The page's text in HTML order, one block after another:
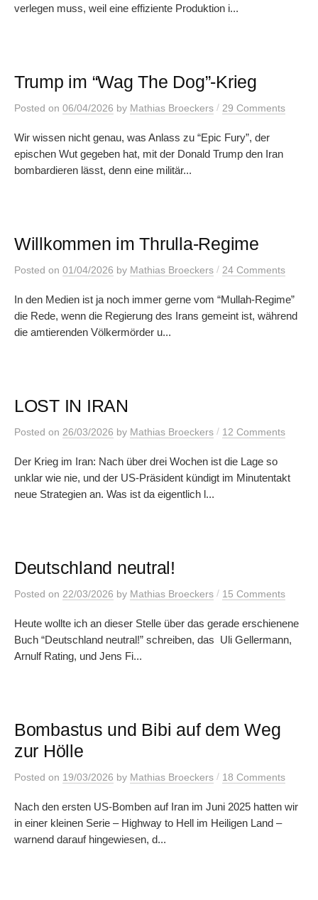
verlegen muss, weil eine effiziente Produktion i...
Trump im “Wag The Dog”-Krieg
Posted on 06/04/2026 by Mathias Broeckers / 29 Comments
Wir wissen nicht genau, was Anlass zu “Epic Fury”, der
epischen Wut gegeben hat, mit der Donald Trump den Iran
bombardieren lässt, denn eine militär...
Willkommen im Thrulla-Regime
Posted on 01/04/2026 by Mathias Broeckers / 24 Comments
In den Medien ist ja noch immer gerne vom “Mullah-Regime”
die Rede, wenn die Regierung des Irans gemeint ist, während
die amtierenden Völkermörder u...
LOST IN IRAN
Posted on 26/03/2026 by Mathias Broeckers / 12 Comments
Der Krieg im Iran: Nach über drei Wochen ist die Lage so
unklar wie nie, und der US-Präsident kündigt im Minutentakt
neue Strategien an. Was ist da eigentlich l...
Deutschland neutral!
Posted on 22/03/2026 by Mathias Broeckers / 15 Comments
Heute wollte ich an dieser Stelle über das gerade erschienene
Buch “Deutschland neutral!” schreiben, das Uli Gellermann,
Arnulf Rating, und Jens Fi...
Bombastus und Bibi auf dem Weg
zur Hölle
Posted on 19/03/2026 by Mathias Broeckers / 18 Comments
Nach den ersten US-Bomben auf Iran im Juni 2025 hatten wir
in einer kleinen Serie – Highway to Hell im Heiligen Land –
warnend darauf hingewiesen, d...